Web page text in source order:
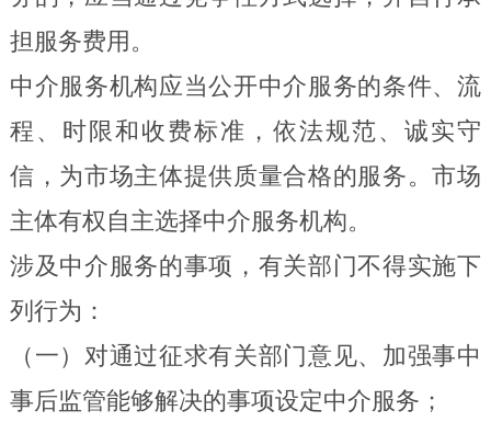
担服务费用。
中介服务机构应当公开中介服务的条件、流
程、时限和收费标准 ，依法规范、诚实守
信，为市场主体提供质量合格的服务。市场
主体有权自主选择中介服务机构。
涉及中介服务的事项，有关部门不得实施下
列 行为：
（一）对通过征求有关部门意见、加强事中
事后监管能够解决的事项设定中介服务；